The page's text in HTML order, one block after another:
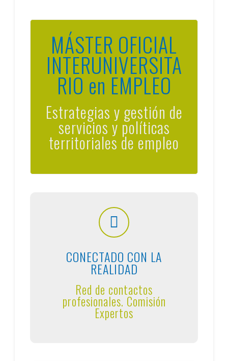
MÁSTER OFICIAL
INTERUNIVERSITA
RIO en EMPLEO
Estrategias y gestión de
servicios y políticas
territoriales de empleo
CONECTADO CON LA
REALIDAD
Red de contactos
profesionales. Comisión
Expertos